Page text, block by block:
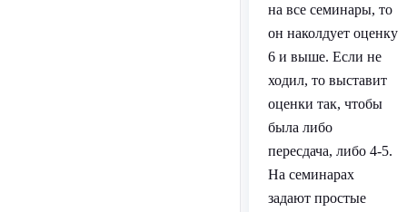
на все семинары, то
он наколдует оценку
6 и выше. Если не
ходил, то выставит
оценки так, чтобы
была либо
пересдача, либо 4-5.
На семинарах
задают простые